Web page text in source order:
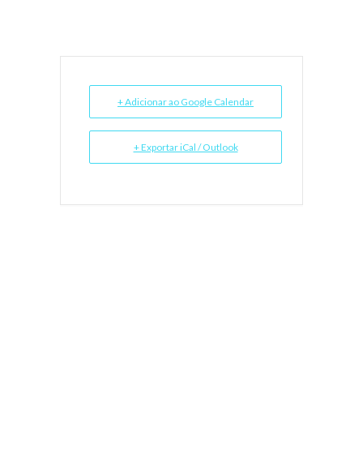
+ Adicionar ao Google Calendar
+ Exportar iCal / Outlook